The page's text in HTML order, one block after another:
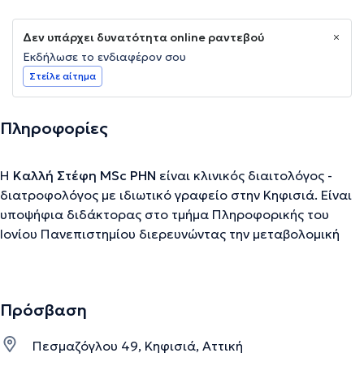
Δεν υπάρχει δυνατότητα online ραντεβού
Εκδήλωσε το ενδιαφέρον σου
Στείλε αίτημα
Πληροφορίες
Η Καλλή Στέφη MSc PHN είναι κλινικός διαιτολόγος -
διατροφολόγος με ιδιωτικό γραφείο στην Κηφισιά. Είναι
υποψήφια διδάκτορας στο τμήμα Πληροφορικής του
Ιονίου Πανεπιστημίου διερευνώντας την μεταβολομική
Health Nutrition) του London School of Hygiene and
τμήματος Διατροφής (BSc. Hons) του Πανεπιστημίου
Πρόσβαση
Πεσμαζόγλου 49, Κηφισιά, Αττική